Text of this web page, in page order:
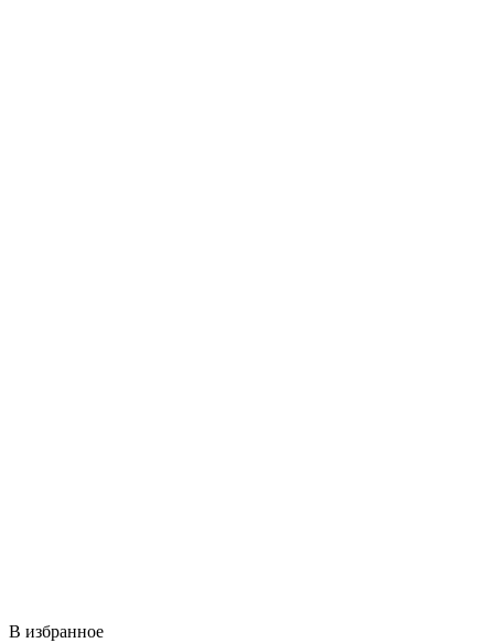
В избранное